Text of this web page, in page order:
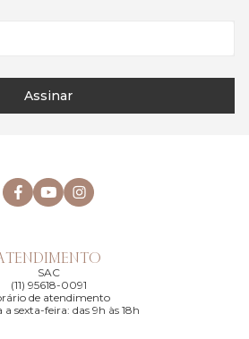
Assinar
SAC
(11) 95618-0091
de atendimento
a sexta-feira: das 9h às 18h